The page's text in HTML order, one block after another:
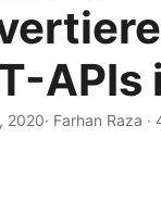
2020· Farhan Raza ·